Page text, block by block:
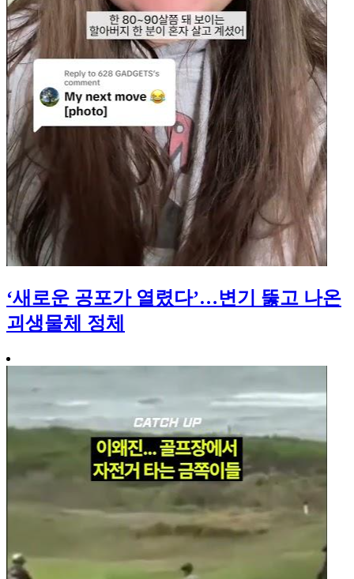
‘새로운 공포가 열렸다’…변기 뚫고 나온
괴생물체 정체